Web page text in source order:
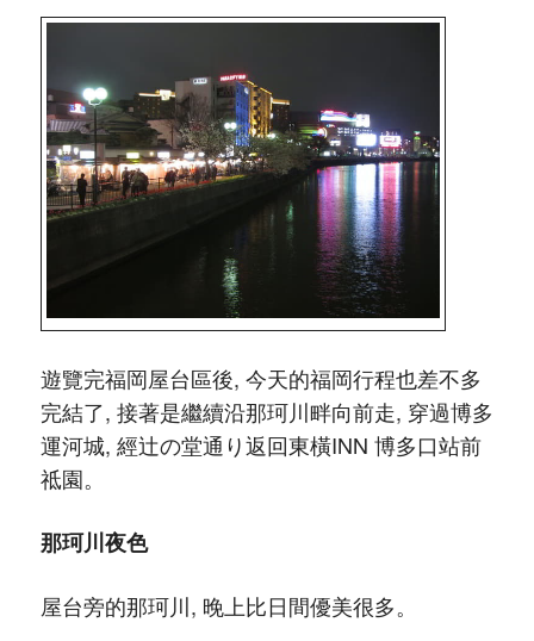
遊覽完福岡屋台區後, 今天的福岡行程也差不多
完結了, 接著是繼續沿那珂川畔向前走, 穿過博多
運河城, 經辻の堂通り返回東橫INN 博多口站前
祗園。
那珂川夜色
屋台旁的那珂川, 晚上比日間優美很多。